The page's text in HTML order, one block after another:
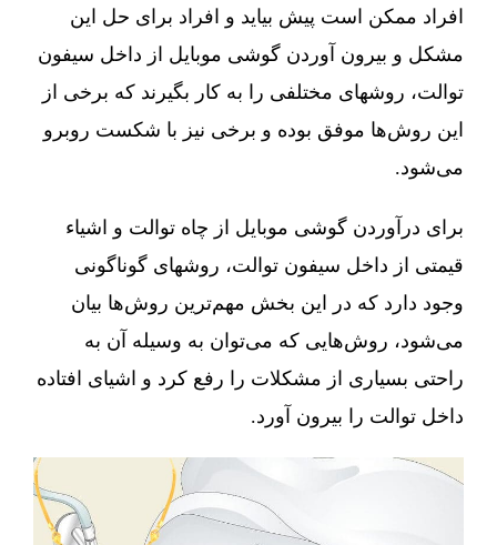
افراد ممکن است پیش بیاید و افراد برای حل این
مشکل و بیرون آوردن گوشی موبایل از داخل سیفون
توالت، روشهای مختلفی را به کار بگیرند که برخی از
این روش‌ها موفق بوده و برخی نیز با شکست روبرو
می‌شود.
برای درآوردن گوشی موبایل از چاه توالت و اشیاء
قیمتی از داخل سیفون توالت، روشهای گوناگونی
وجود دارد که در این بخش مهم‌ترین روش‌ها بیان
می‌شود، روش‌هایی که می‌توان به وسیله آن به
راحتی بسیاری از مشکلات را رفع کرد و اشیای افتاده
داخل توالت را بیرون آورد.